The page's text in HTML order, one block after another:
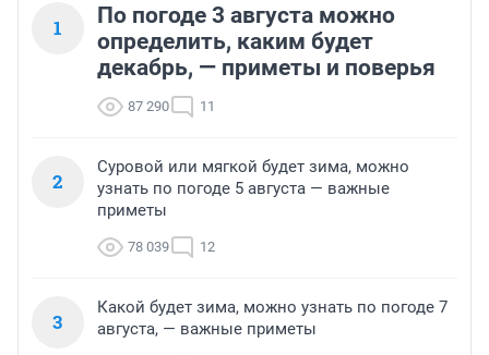
1
По погоде 3 августа можно
определить, каким будет
декабрь, — приметы и поверья
87 290 11
2
Суровой или мягкой будет зима, можно
узнать по погоде 5 августа — важные
приметы
78 039 12
3
Какой будет зима, можно узнать по погоде 7
августа, — важные приметы